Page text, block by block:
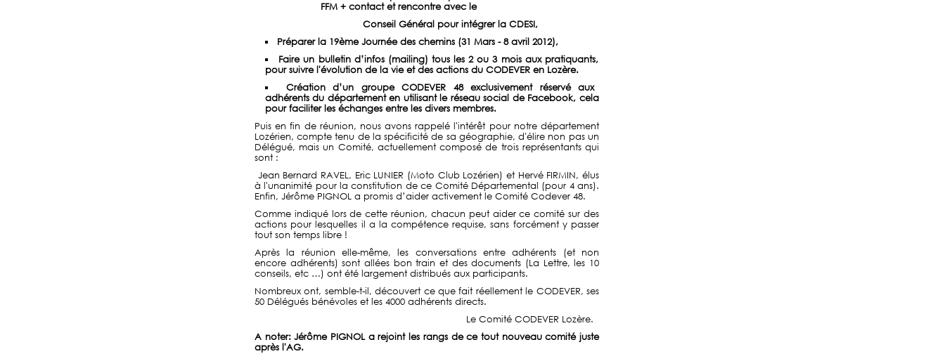
FFM + contact et rencontre avec le
Conseil Général pour intégrer la CDESI,
Préparer la 19ème Journée des chemins (31 Mars - 8 avril 2012),
Faire un bulletin d’infos (mailing) tous les 2 ou 3 mois aux pratiquants,
pour suivre l'évolution de la vie et des actions du CODEVER en Lozère.
Création d’un groupe CODEVER 48 exclusivement réservé aux
adhérents du département en utilisant le réseau social de Facebook, cela
pour faciliter les échanges entre les divers membres.
Puis en fin de réunion, nous avons rappelé l'intérêt pour notre département
Lozérien, compte tenu de la spécificité de sa géographie, d'élire non pas un
Délégué, mais un Comité, actuellement composé de trois représentants qui
sont :
Jean Bernard RAVEL, Eric LUNIER (Moto Club Lozérien) et Hervé FIRMIN, élus
à l'unanimité pour la constitution de ce Comité Départemental (pour 4 ans).
Enfin, Jérôme PIGNOL a promis d’aider activement le Comité Codever 48.
Comme indiqué lors de cette réunion, chacun peut aider ce comité sur des
actions pour lesquelles il a la compétence requise, sans forcément y passer
tout son temps libre !
Après la réunion elle-même, les conversations entre adhérents (et non
encore adhérents) sont allées bon train et des documents (La Lettre, les 10
conseils, etc …) ont été largement distribués aux participants.
Nombreux ont, semble-t-il, découvert ce que fait réellement le CODEVER, ses
50 Délégués bénévoles et les 4000 adhérents directs.
Le Comité CODEVER Lozère.
A noter: Jérôme PIGNOL a rejoint les rangs de ce tout nouveau comité juste
après l'AG.